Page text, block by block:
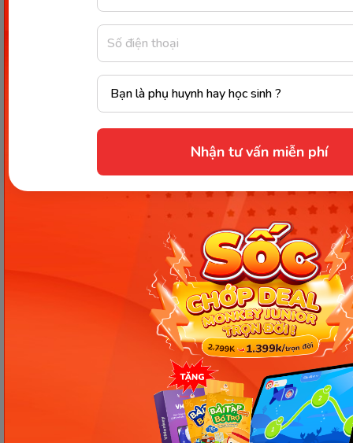
Nhận tư vấn miễn phí
Khi muốn nhấn mạnh sự đối lập, so sánh trái ngược
nhau, bạn có thể dùng một số từ trái nghĩa của Die
được liệt kê sau đây:
advance: sự tiến triển
appear: xuất hiện
arrive: đến, trở nên nổi tiếng, đạt được (cái gì)
bear: chịu đựng, chống đỡ được
begin: bắt đầu, khởi đầu, mở đầu
reach: vươn tới cái gì
start: bắt đầu chạy (máy), chuyển động/ xuất
win: có được, chiến thắng, thu phục, đạt đến.
build: dựng nên, lập nên, làm nên
develop: phát triển, bộc lộ ra, hiện lên (ảnh).
Qua bài viết này, bạn đã nắm đượcdanh từ của Die
là gì với 3 dạng: Die, Dead, Death. Bên cạnh đó, các
word form và nhóm từ, cụm từ, thành ngữ liên
quan cũng được đề cập chi tiết trong bài học này.
Hy vọng với những kiến thức Monkey chia sẻ trên